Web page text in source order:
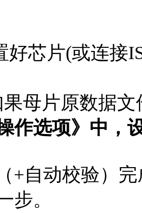
好芯片(或连接
母片原数据文
作选项》中，
+自动校验）完
步。